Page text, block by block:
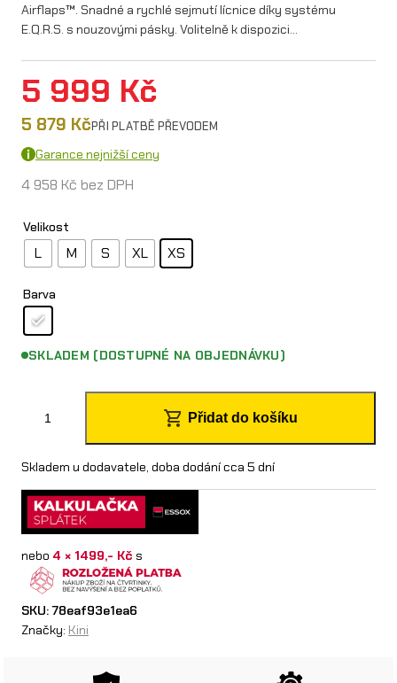
Airflaps™. Snadné a rychlé sejmutí lícnice díky systému
E.Q.R.S. s nouzovými pásky. Volitelně k dispozici…
5 999 Kč
5 879 KčPŘI PLATBĚ PŘEVODEM
Garance nejnižší ceny
4 958 Kč bez DPH
Velikost
L M S XL XS
Barva
SKLADEM (DOSTUPNÉ NA OBJEDNÁVKU)
n
R
e
B
Přidat do košíku
Skladem u dodavatele, doba dodání cca 5 dní
nebo 4 × 1499,- Kč s
SKU: 78eaf93e1ea6
Značky: Kini